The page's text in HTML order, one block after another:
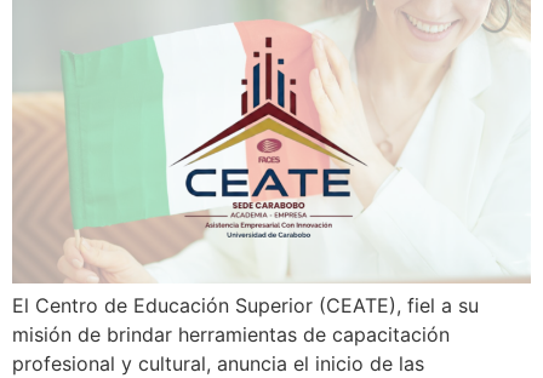
El Centro de Educación Superior (CEATE), fiel a su
misión de brindar herramientas de capacitación
profesional y cultural, anuncia el inicio de las